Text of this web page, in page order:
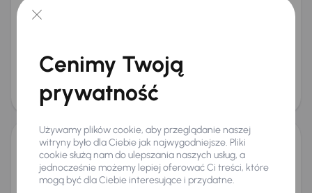
Od pierwszego właściciela
od 524 zł
88 000 zł
Renault Captur
201498 564 kmAutomatBenzyna1.2 TCe88 kW
Auta krajowe 1.2 TCe Salon Polska
Automat
Cenimy Twoją
prywatność
Używamy plików cookie, aby przeglądanie naszej
witryny było dla Ciebie jak najwygodniejsze. Pliki
cookie służą nam do ulepszania naszych usług, a
jednocześnie możemy lepiej oferować Ci treści, które
mogą być dla Ciebie interesujące i przydatne.